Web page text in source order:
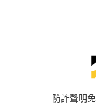
防詐聲明